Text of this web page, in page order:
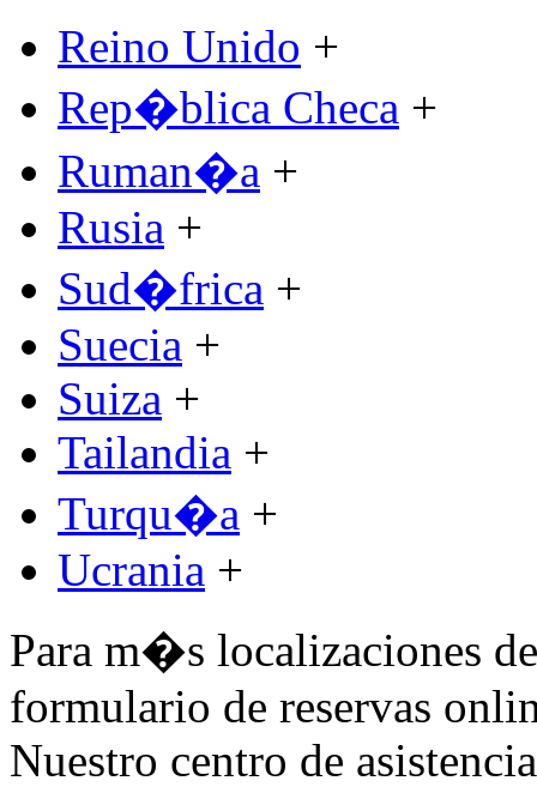
Reino Unido +
Rep�blica Checa +
Ruman�a +
Rusia +
Sud�frica +
Suecia +
Suiza +
Tailandia +
Turqu�a +
Ucrania +
Para m�s localizaciones
formulario de reservas
Nuestro centro de asistencia